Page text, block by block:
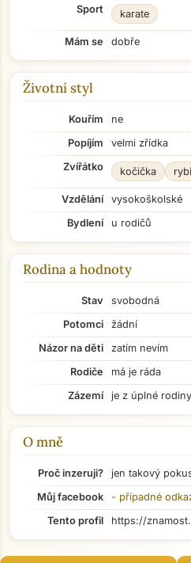
Sport karate
Mám se dobře
Životní styl
Kouřím
ne
Popíjím
velmi zřídka
Zvířátko
kočička
Vzdělání
vysokoškolské
Bydlení
u rodičů
Rodina a hodnoty
Stav
svobodná
Potomci
žádní
Názor na děti
zatím nevím
Rodiče
má je ráda
Zázemí
je z úplné rodiny
O mně
Proč inzeruji?
jen takový
Můj facebook
- případné
Tento profil
https://